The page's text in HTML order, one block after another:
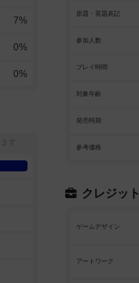
原題・英題表記
参加人数
プレイ時間
対象年齢
発売時期
参考価格
クレジット
ゲームデザイン
アートワーク
7%
0%
0%